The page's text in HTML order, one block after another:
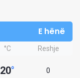
E hënë
°C Reshje
20° 0